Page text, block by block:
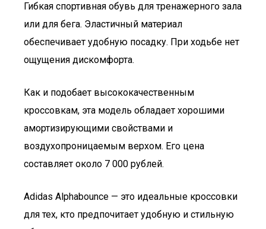
Гибкая спортивная обувь для тренажерного зала
или для бега. Эластичный материал
обеспечивает удобную посадку. При ходьбе нет
ощущения дискомфорта.
Как и подобает высококачественным
кроссовкам, эта модель обладает хорошими
амортизирующими свойствами и
воздухопроницаемым верхом. Его цена
составляет около 7 000 рублей.
Adidas Alphabounce — это идеальные кроссовки
для тех, кто предпочитает удобную и стильную